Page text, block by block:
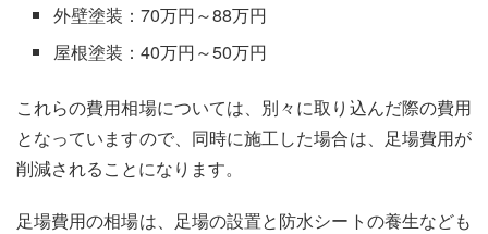
外壁塗装：70万円～88万円
屋根塗装：40万円～50万円
これらの費用相場については、別々に取り込んだ際の費用
となっていますので、同時に施工した場合は、足場費用が
削減されることになります。
足場費用の相場は、足場の設置と防水シートの養生なども